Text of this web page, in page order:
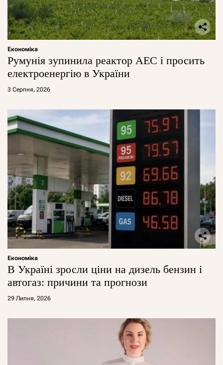
Економіка
Румунія зупинила реактор АЕС і просить
електроенергію в України
3 Серпня, 2026
Економіка
В Україні зросли ціни на дизель бензин і
автогаз: причини та прогнози
29 Липня, 2026